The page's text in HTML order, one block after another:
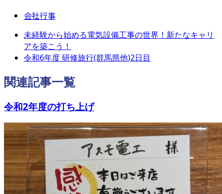
会社行事
未経験から始める電気設備工事の世界！新たなキャリ
アを築こう！
令和6年度 研修旅行(群馬県他)2日目
関連記事一覧
令和2年度の打ち上げ